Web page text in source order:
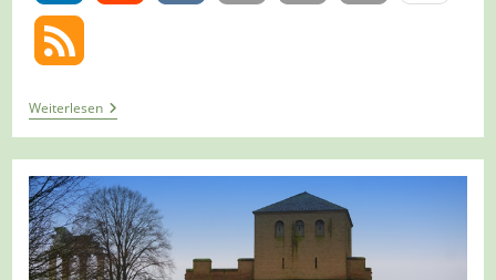
WeiterlesenTour
1385
–
Mönchengladbach-
Hardt
–
Walderlebnispfad
Im
Hardter
Wald